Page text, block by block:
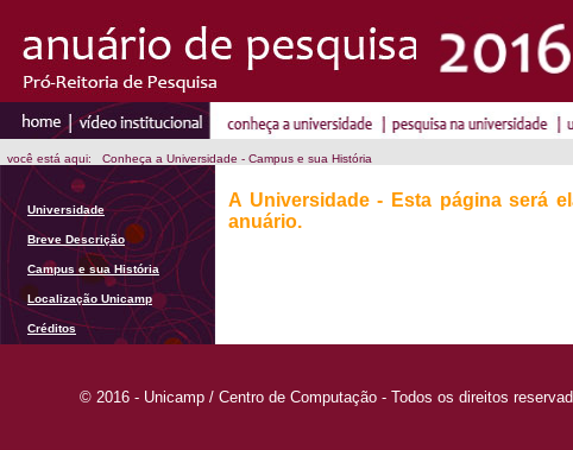
você está aqui: Conheça a Universidade - Campus e sua História
Universidade
Breve Descrição
Campus e sua História
Localização Unicamp
Créditos
A Universidade - Esta página será
anuário.
© 2016 - Unicamp / Centro de Computação - Todos os direitos